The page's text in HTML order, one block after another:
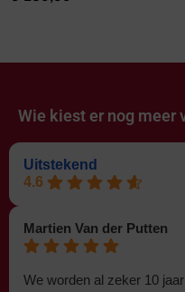
Wie kiest er nog meer
Uitstekend
4.6
Martien Van der Putten
We worden al zeker 10